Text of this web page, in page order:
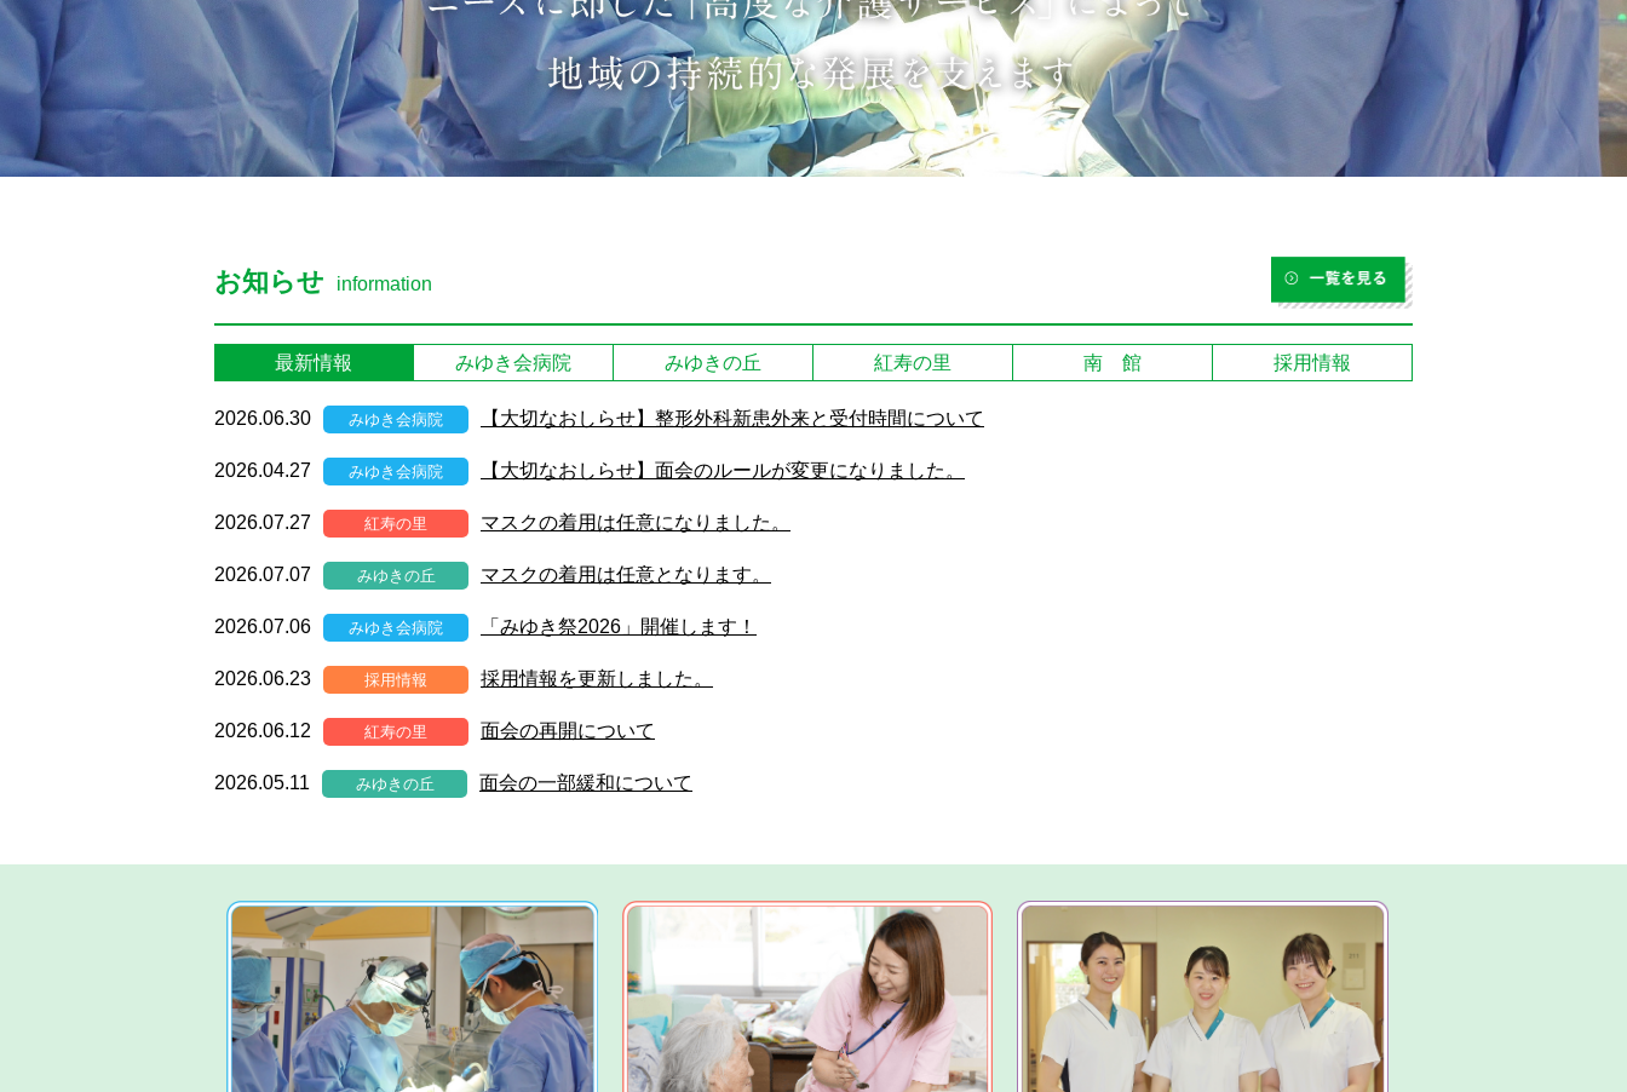
お知らせ information
最新情報 みゆき会病院 みゆきの丘 紅寿の里 南 館 採用情報
2026.06.30 みゆき会病院 【大切なおしらせ】整形外科新患外来と受付時間について
2026.04.27 みゆき会病院 【大切なおしらせ】面会のルールが変更になりました。
2026.07.27 紅寿の里 マスクの着用は任意になりました。
2026.07.07 みゆきの丘 マスクの着用は任意となります。
2026.07.06 みゆき会病院 「みゆき祭2026」開催します！
2026.06.23 採用情報 採用情報を更新しました。
2026.06.12 紅寿の里 面会の再開について
2026.05.11 みゆきの丘 面会の一部緩和について